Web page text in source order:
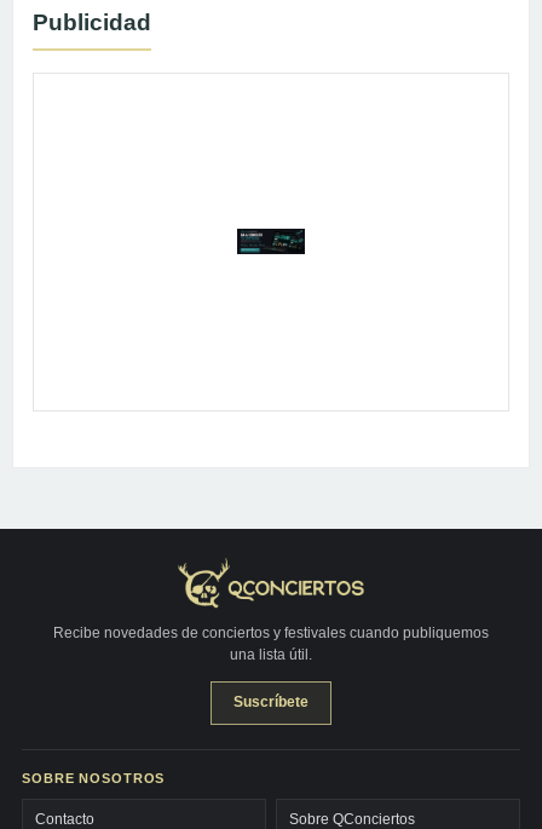
Publicidad
Publicidad
Recibe novedades de conciertos y festivales cuando publiquemos
una lista útil.
Suscríbete
SOBRE NOSOTROS
Contacto Sobre QConciertos